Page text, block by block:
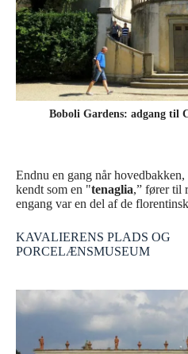
Boboli Gardens: adgang til
Endnu en gang når hovedbakken,
kendt som en "tenaglia,” fører til
engang var en del af de
KAVALIERENS PLADS OG
PORCELÆNSMUSEUM